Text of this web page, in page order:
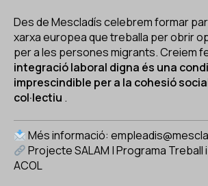
Des de Mescladís celebrem formar
xarxa europea que treballa per obrir
per a les persones migrants. Creiem
integració laboral digna és una
imprescindible per a la cohesió
col·lectiu .
Més informació:
Projecte SALAM | Programa Treball
ACOL